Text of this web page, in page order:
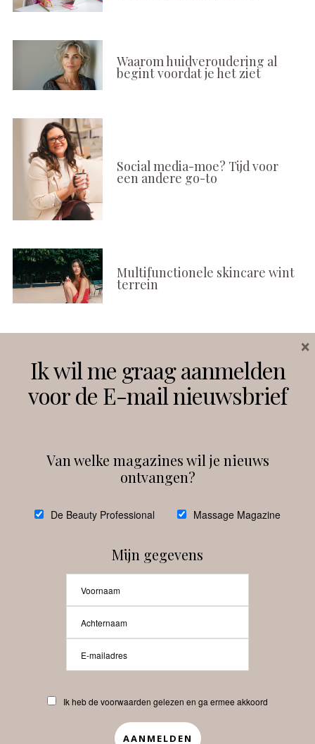
Waarom huidveroudering al
begint voordat je het ziet
Social media-moe? Tijd voor
een andere go-to
Multifunctionele skincare wint
terrein
Instagram Facebook
debeautyprofessional
Beauty-Pro.nl
Abonneren Contact
Ik wil me graag aanmelden
voor de E-mail nieuwsbrief
Van welke magazines wil je nieuws
ontvangen?
De Beauty Professional Massage Magazine
Mijn gegevens
Ik heb de voorwaarden gelezen en ga ermee akkoord
×